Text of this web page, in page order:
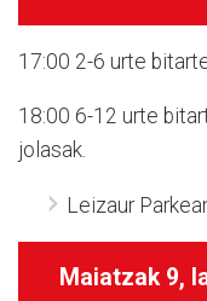
17:00 2-6 urte
18:00 6-12 urte
jolasak.
Leizaur
Maiatzak 9,